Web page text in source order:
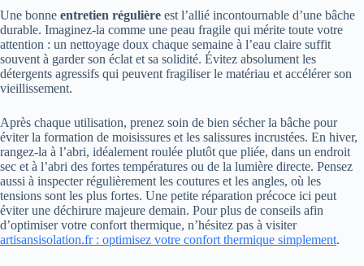
Une bonne entretien régulière est l’allié incontournable d’une bâche
durable. Imaginez-la comme une peau fragile qui mérite toute votre
attention : un nettoyage doux chaque semaine à l’eau claire suffit
souvent à garder son éclat et sa solidité. Évitez absolument les
détergents agressifs qui peuvent fragiliser le matériau et accélérer son
vieillissement.
Après chaque utilisation, prenez soin de bien sécher la bâche pour
éviter la formation de moisissures et les salissures incrustées. En hiver,
rangez-la à l’abri, idéalement roulée plutôt que pliée, dans un endroit
sec et à l’abri des fortes températures ou de la lumière directe. Pensez
aussi à inspecter régulièrement les coutures et les angles, où les
tensions sont les plus fortes. Une petite réparation précoce ici peut
éviter une déchirure majeure demain. Pour plus de conseils afin
d’optimiser votre confort thermique, n’hésitez pas à visiter
artisansisolation.fr : optimisez votre confort thermique simplement.